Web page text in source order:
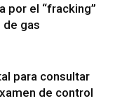
por el “fracking”
de gas
para consultar
de control